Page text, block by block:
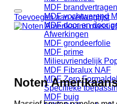
MDF
MDF vochtwerend
MDF door en door
Afwerkingen
MDF grondeerfolie
MDF prime
Milieuvriendelijk
MDF Fibralux NAF
MDF Zero
Specifieke
MDF buig
Toevoegen aan verlanglijst
Noten